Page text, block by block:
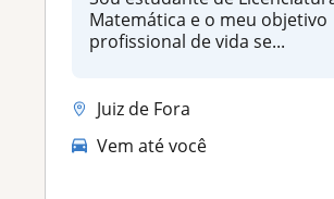
Matemática e o meu objetivo
profissional de vida se...
Juiz de Fora
Vem até você